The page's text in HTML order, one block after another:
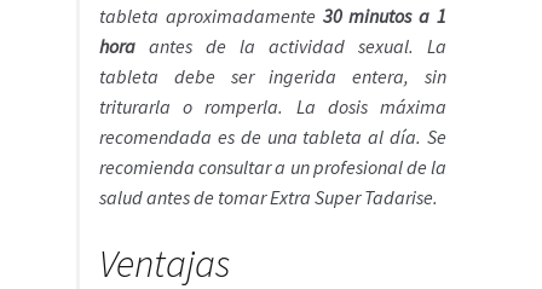
tableta aproximadamente 30 minutos a 1
horaantes de la actividad sexual. La
tableta debe ser ingerida entera, sin
triturarla o romperla. La dosis máxima
recomendada es de una tableta al día. Se
recomienda consultar a un profesional de la
salud antes de tomar Extra Super Tadarise.
Ventajas